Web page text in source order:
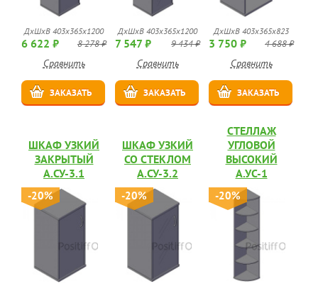
ДхШхВ 403х365х1200
6 622 ₽ 8 278 ₽
Сравнить
ЗАКАЗАТЬ
ДхШхВ 403х365х1200
7 547 ₽ 9 434 ₽
Сравнить
ЗАКАЗАТЬ
ДхШхВ 403х365х823
3 750 ₽ 4 688 ₽
Сравнить
ЗАКАЗАТЬ
ШКАФ УЗКИЙ
ЗАКРЫТЫЙ
А.СУ-3.1
-20%
ШКАФ УЗКИЙ
СО СТЕКЛОМ
А.СУ-3.2
-20%
СТЕЛЛАЖ
УГЛОВОЙ
ВЫСОКИЙ
А.УС-1
-20%